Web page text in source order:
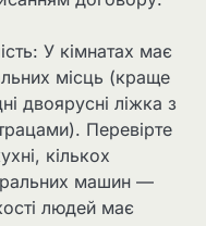
У кімнатах має
місць (краще
двоярусні ліжка з
Перевірте
кількох
машин —
людей має